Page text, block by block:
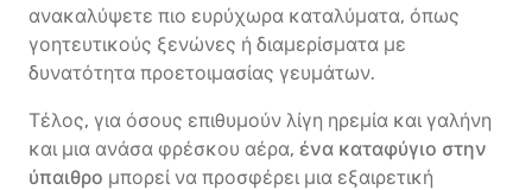
ανακαλύψετε πιο ευρύχωρα καταλύματα, όπως
γοητευτικούς ξενώνες ή διαμερίσματα με
δυνατότητα προετοιμασίας γευμάτων.
Τέλος, για όσους επιθυμούν λίγη ηρεμία και γαλήνη
και μια ανάσα φρέσκου αέρα, ένα καταφύγιο στην
ύπαιθρο μπορεί να προσφέρει μια εξαιρετική